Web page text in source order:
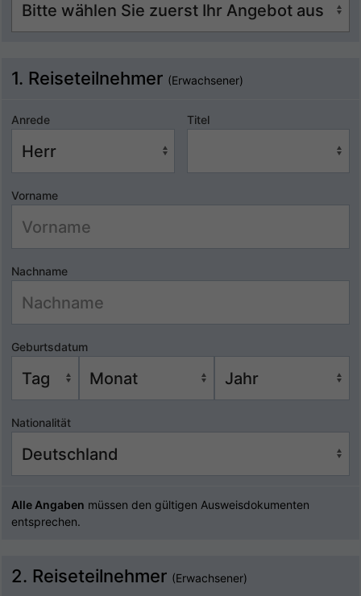
1. Reiseteilnehmer (Erwachsener)
Anrede Titel
Vorname
Nachname
Geburtsdatum
Nationalität
Alle Angaben müssen den gültigen Ausweisdokumenten
entsprechen.
2. Reiseteilnehmer (Erwachsener)